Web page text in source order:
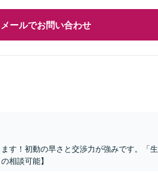
メールでお問い合わせ
す！初動の早さと交渉力が強みです。「生
相談可能】